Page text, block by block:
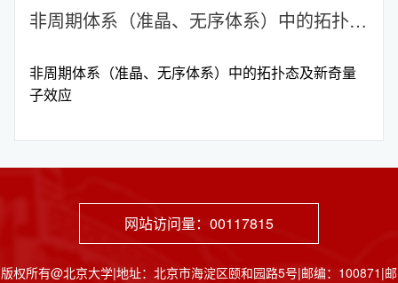
非周期体系（准晶、无序体系）中的拓扑态及新奇量子效应
非周期体系（准晶、无序体系）中的拓扑态及新奇量
子效应
网站访问量： 00117815
版权所有@北京大学|地址：北京市海淀区颐和园路5号|邮编：100871|邮